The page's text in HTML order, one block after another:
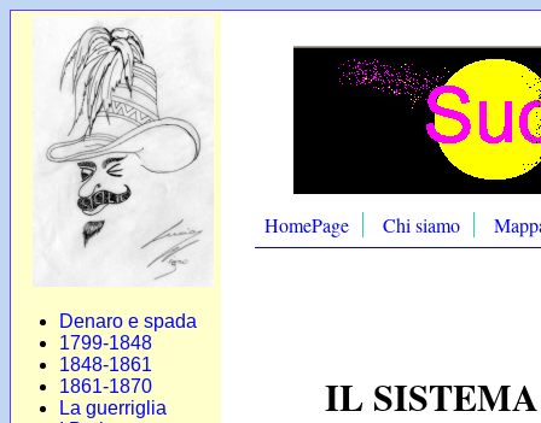
Denaro e spada
1799-1848
1848-1861
1861-1870
La guerriglia
HomePage Chi siamo
IL